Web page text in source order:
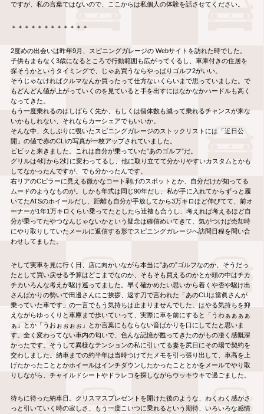
ですが、私の言葉ではないので、ここからは私個人の体験を話させてください。
＊＊＊＊＊＊＊＊＊＊＊＊
2度めの出会いは昨年9月、スピニングガレージの Webサイトを訪れた時でした。
子供もまもなく3歳になるところで行動範囲も広がってくるし、車庫付きの住居を
探そうかというタイミングで、じゃあ買うならやっぱりゴルフ2がいい。
そうじゃなければクルマなんか買ったって仕方ないくらいまで思っていました。で
もどんどん値が上がっていくのを見ていると手を出すにはなかなかハードルも高く
なってきた。
もう一度乗れるのはしばらく先か、もしくは個体数も減って乗れるチャンスが来な
いかもしれない、それならカーシェアでもいいか。
そんな中、久しぶりに覗いたスピニングガレージのストックリストには「近日公
開」の値で赤のCLIの写真が一枚アップされていました。
ビビッと来きました。これは自分が乗っていた”あのゴルフ”だ。
グリルは4灯から2灯に変わってるし、他に取り立てて分かりやすいカスタムとかも
してなかったんですが、でも分かったんです。
右リアのCピラーに見える微かなコート剥げのスポットとか、自分だけが知ってる
ムードのようなものが。しかも年式は同じ90年だし、私が手に入れてからずっと履
いてたATSのホイールだし、距離も自分が手放してから3万キロほど伸びてて、前オ
ーナーが1年1万キロくらい乗ってたとしたら辻褄も合うし、考えれば考えるほど自
分が乗ってたやつなんじゃないかという疑念は確信めいてきて、気がつけば売却時
にやり取りしていたメールに返信する形でスピニングガレージへ訪問日程を問い合
わせしてました。
そして実車を見に行く日、店に向かいながら本当に”あの”ゴルフなのか、そうだっ
たとして買い戻せる予算はどこまでなのか、そもそも買えるのかとか頭の中はチカ
チカいろんな考えが駆け巡ってました。早く確かめたい思いから着くや否や駆け出
さんばかりの勢いで田邊さんにご挨拶、返す刀で言われた「あのCLIは當眞さんが
乗っていた車です」の一言でもう気持ちは止まりませんでした。はやる気持ちを抑
えながらゆっくりと車庫まで歩いていって、実際に車を前にすると「うわぁぁぁぁ
ぁ」とか「うおぉぉぉぉ」とか言葉にもならない音ばかりを口にしてたと思いま
す。全く変わってない車内の匂いで、色んな記憶が甦ってきたのがもの凄く感慨深
かったです。そうして異様なテンションの私に引いてる妻を尻目にその場で契約を
交わしました。納車までの約半年は当時つけてたメモを引っ張り出して、車高を上
げたかったこととかホイールはインチダウンしたかったこととかをメールでやり取
りしながら、チャイルドシートやドラレコを探しながらウッキウキで過ごました。
待ちに待った納車日。クリスマスプレゼントを開けた後のような、わくわく感がさ
っと引いていく時の寂しさ、もう一度こいつに乗れるという期待、いろいろな感情